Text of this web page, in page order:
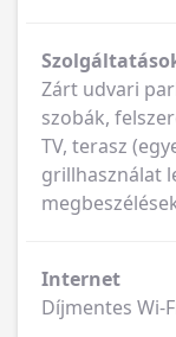
Zárt udvari
szobák,
TV, terasz
grillhasználat
Internet
Díjmentes Wi-